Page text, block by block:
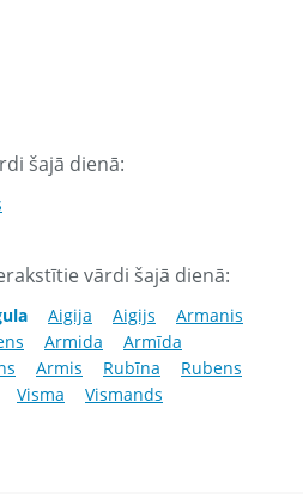
šajā dienā:
vārdi šajā dienā:
Aigija Aigijs
Armanis
Armida
Armīda
Armis Rubīna
Rubens
Visma Vismands